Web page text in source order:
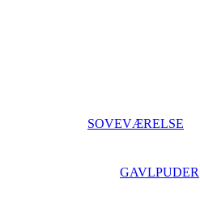
SOVEVÆRELSE
GAVLPUDER